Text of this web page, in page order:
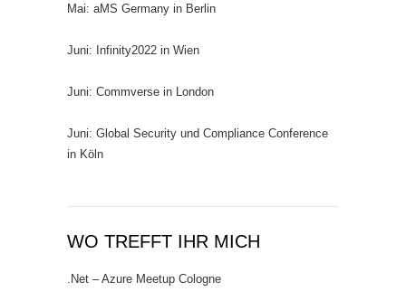
Mai: aMS Germany in Berlin
Juni: Infinity2022 in Wien
Juni: Commverse in London
Juni: Global Security und Compliance Conference
in Köln
WO TREFFT IHR MICH
.Net – Azure Meetup Cologne